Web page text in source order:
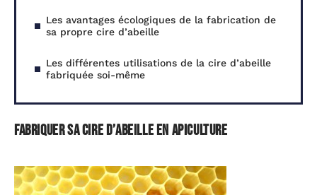
Les avantages écologiques de la fabrication de
sa propre cire d’abeille
Les différentes utilisations de la cire d’abeille
fabriquée soi-même
Fabriquer sa cire d’abeille en apiculture